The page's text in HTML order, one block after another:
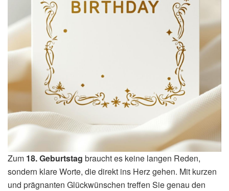
Zum 18. Geburtstag braucht es keine langen Reden,
sondern klare Worte, die direkt ins Herz gehen. Mit kurzen
und prägnanten Glückwünschen treffen Sie genau den